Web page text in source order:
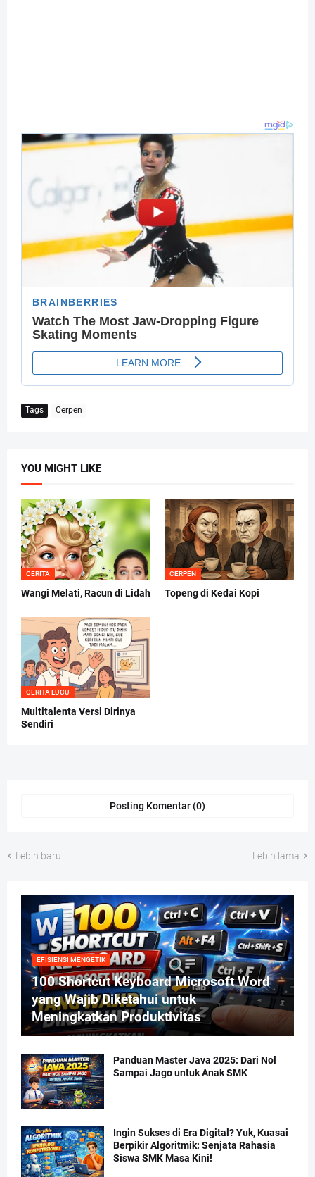
Tags Cerpen
YOU MIGHT LIKE
CERITA
Wangi Melati, Racun di Lidah
CERPEN
Topeng di Kedai Kopi
CERITA LUCU
Multitalenta Versi Dirinya
Sendiri
Posting Komentar (0)
Lebih baru Lebih lama
EFISIENSI MENGETIK
100 Shortcut Keyboard Microsoft Word
yang Wajib Diketahui untuk
Meningkatkan Produktivitas
Panduan Master Java 2025: Dari Nol
Sampai Jago untuk Anak SMK
Ingin Sukses di Era Digital? Yuk, Kuasai
Berpikir Algoritmik: Senjata Rahasia
Siswa SMK Masa Kini!